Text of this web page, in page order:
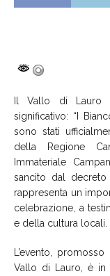
Il Vallo di Lauro
significativo: “I
sono stati
della Regione
Immateriale
sancito dal
rappresenta un
celebrazione, a
e della cultura locali.
L’evento,
Vallo di Lauro, è